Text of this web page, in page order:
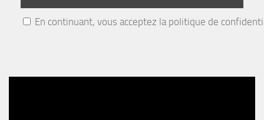
En continuant, vous acceptez la politique de